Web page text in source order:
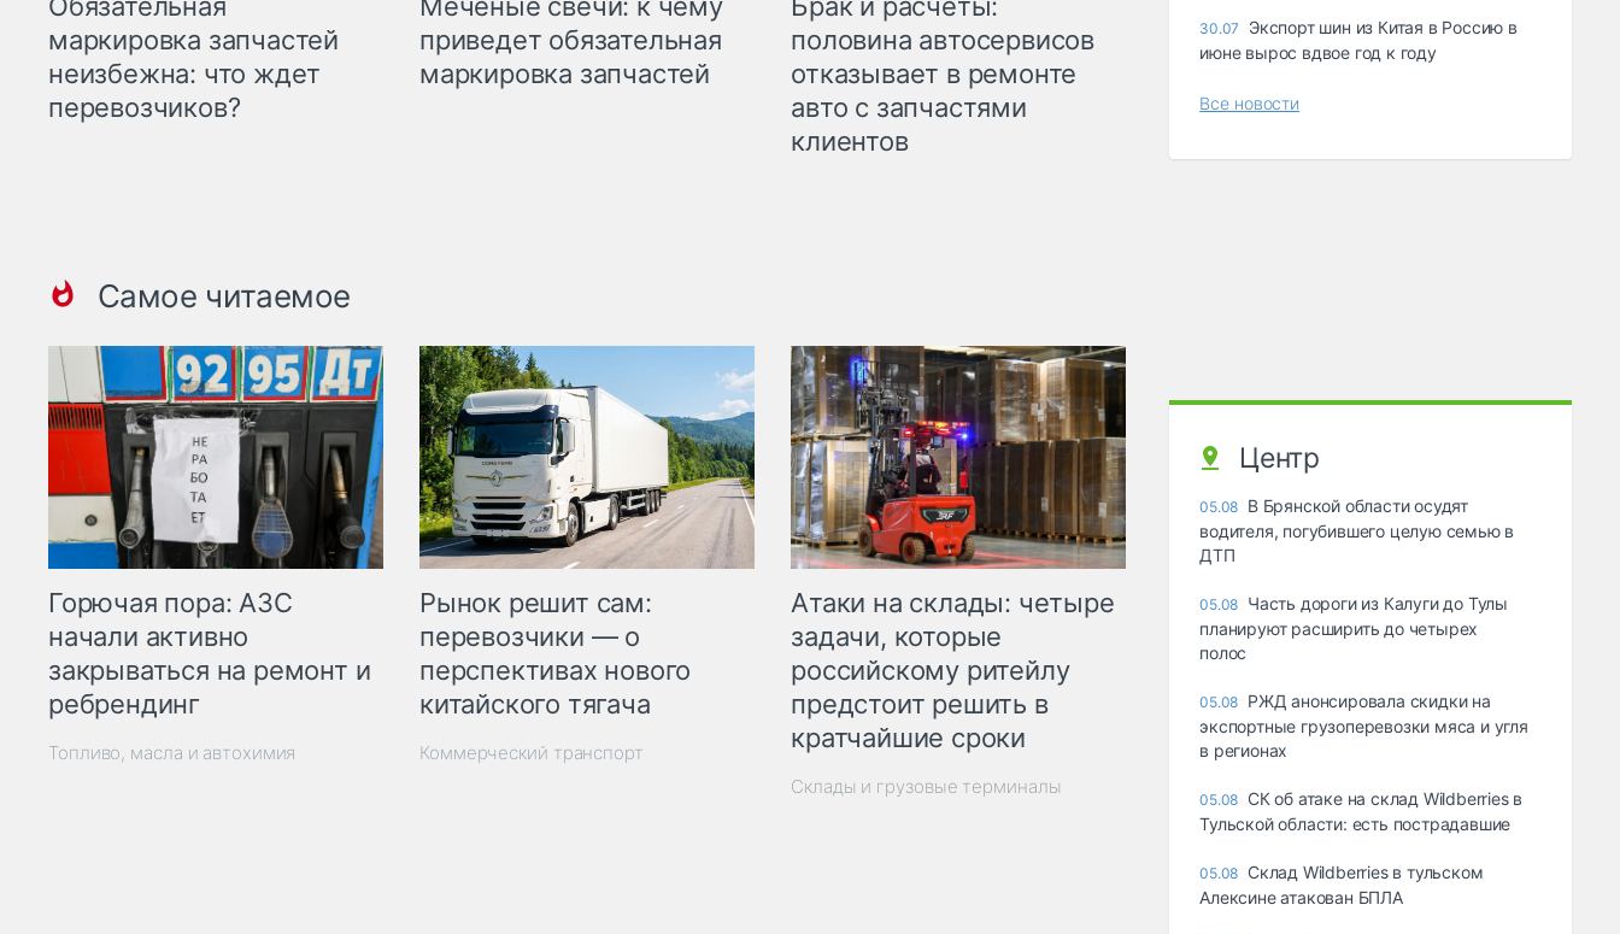
маркировка запчастей
неизбежна: что ждет
перевозчиков?
приведет обязательная
маркировка запчастей
половина автосервисов
отказывает в ремонте
авто с запчастями
клиентов
Самое читаемое
Горючая пора: АЗС
начали активно
закрываться на ремонт и
ребрендинг
Топливо, масла и автохимия
Рынок решит сам:
перевозчики — о
перспективах нового
китайского тягача
Коммерческий транспорт
Атаки на склады: четыре
задачи, которые
российскому ритейлу
предстоит решить в
кратчайшие сроки
Склады и грузовые терминалы
30.07
Экспорт шин из Китая в Россию в
июне вырос вдвое год к году
Все новости
Центр
05.08 В Брянской области осудят
водителя, погубившего целую семью в
ДТП
05.08 Часть дороги из Калуги до Тулы
планируют расширить до четырех
полос
05.08 РЖД анонсировала скидки на
экспортные грузоперевозки мяса и угля
в регионах
05.08 СК об атаке на склад Wildberries в
Тульской области: есть пострадавшие
05.08 Склад Wildberries в тульском
Алексине атакован БПЛА